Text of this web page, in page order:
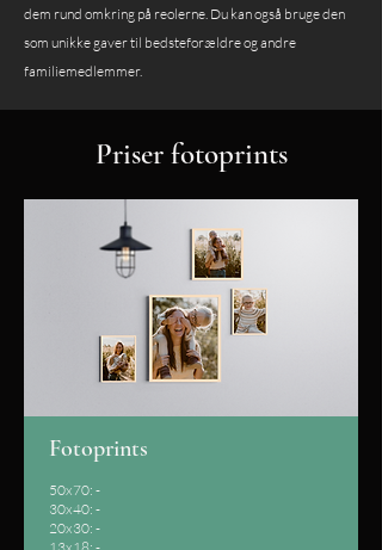
dem rund omkring på reolerne. Du kan også bruge den
som unikke gaver til bedsteforældre og andre
familiemedlemmer.
Priser fotoprints
Fotoprints
50x70: -
30x40: -
20x30: -